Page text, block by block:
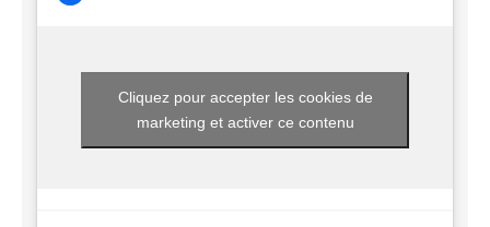
Cliquez pour accepter les cookies de
marketing et activer ce contenu